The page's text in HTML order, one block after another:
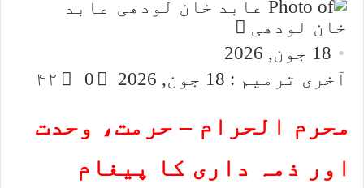
عابد
خان لودھی
an
email
18 جون, 2026
آخری ترمیم : 18 جون, 2026
0 ۴۲
محرم الحرام – حرمت، وحدت
اور ذمہ داری کا پیغام